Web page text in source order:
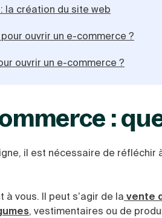
la création du site web
ouvrir un e-commerce ?
ouvrir un e-commerce ?
:
il est nécessaire de
vous. Il peut s’agir de la vente
, vestimentaires ou de